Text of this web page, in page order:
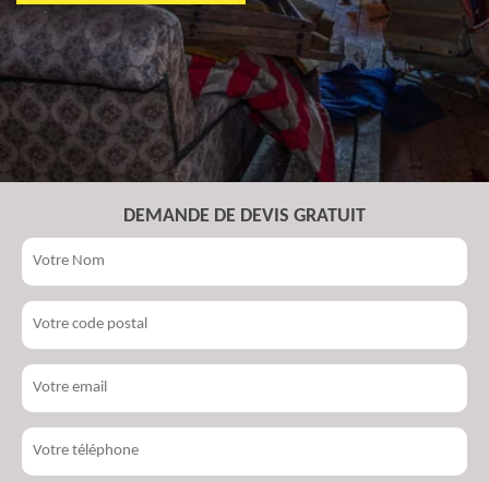
DEMANDE DE DEVIS GRATUIT